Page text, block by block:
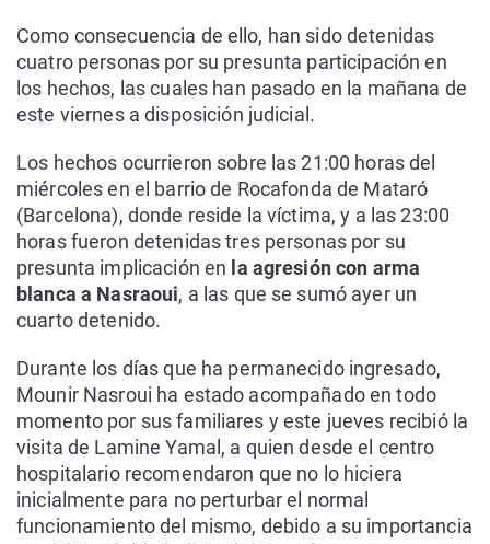
Como consecuencia de ello, han sido detenidas
cuatro personas por su presunta participación en
los hechos, las cuales han pasado en la mañana de
este viernes a disposición judicial.
Los hechos ocurrieron sobre las 21:00 horas del
miércoles en el barrio de Rocafonda de Mataró
(Barcelona), donde reside la víctima, y a las 23:00
horas fueron detenidas tres personas por su
presunta implicación en la agresión con arma
blanca a Nasraoui, a las que se sumó ayer un
cuarto detenido.
Durante los días que ha permanecido ingresado,
Mounir Nasroui ha estado acompañado en todo
momento por sus familiares y este jueves recibió la
visita de Lamine Yamal, a quien desde el centro
hospitalario recomendaron que no lo hiciera
inicialmente para no perturbar el normal
funcionamiento del mismo, debido a su importancia